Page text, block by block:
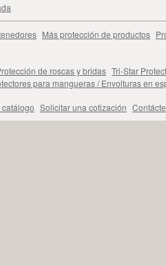
Más protección de productos
de roscas y bridas Tri-Star
para mangueras / Envolturas en
Solicitar una cotización